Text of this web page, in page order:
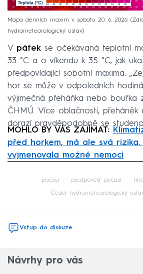
Mapa denních maxim v sobotu 20. 6. 2026
hydrometeorologický ústav
V pátek se očekávaná teplotní
33 °C a o víkendu k 35 °C, jak
předpovídající sobotní maxima.
hor se může v odpoledních
výjimečná přeháňka nebo bouřka
ČHMÚ. Více oblačnosti,
dorazí pravděpodobně se
MOHLO BY VÁS ZAJÍMAT:
před horkem, má ale svá rizika.
vyjmenovala možné nemoci
počasí předpověď počasí
Český hydrometeorologický
Vstup do diskuze
Návrhy pro vás